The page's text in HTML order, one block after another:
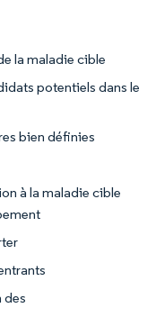
la maladie cible
potentiels dans le
bien définies
à la maladie cible
des